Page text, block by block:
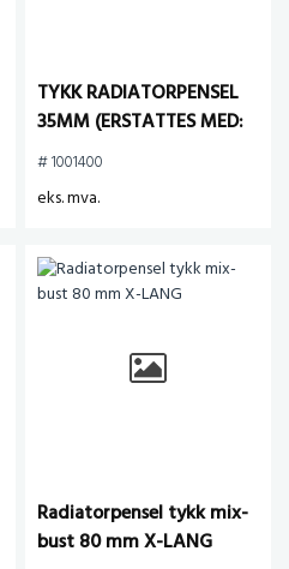
TYKK RADIATORPENSEL
35MM (ERSTATTES MED:
1011741)
# 1001400
eks. mva.
Radiatorpensel tykk mix-
bust 80 mm X-LANG